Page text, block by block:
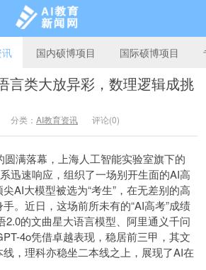
国内硕博项目 国际硕博项目
言类大放异彩，数理逻辑成挑
分类： AI教育资讯 评论(0)
圆满落幕，上海人工智能实验室旗下的
迅速响应，组织了一场别开生面的AI高
AI大模型被选为“考生”，在无差别的高
。近日，这场前所未有的“AI高考”成绩
2.0的文曲星大语言模型、阿里通义千问
4o凭借卓越表现，稳居前三甲，其文
，理科亦稳坐二本线之上，展现了AI在